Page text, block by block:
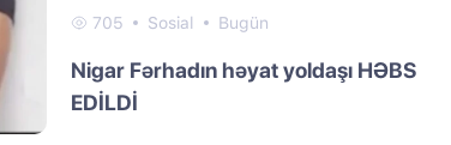
705 Sosial Bugün
Nigar Fərhadın həyat yoldaşı HƏBS
EDİLDİ